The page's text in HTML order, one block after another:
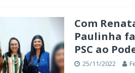
Com
Paulinha
PSC ao
25/11/2022